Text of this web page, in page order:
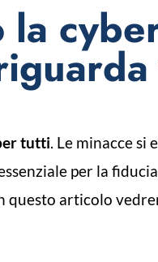
la
tutti. Le minacce si
per la
questo articolo